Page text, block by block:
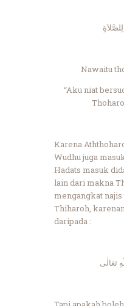
Nawaitu
“Aku niat
Karena
Wudhu juga
Hadats masuk
lain dari makna
mengangkat
Thiharoh,
daripada :
تَعَالٰى